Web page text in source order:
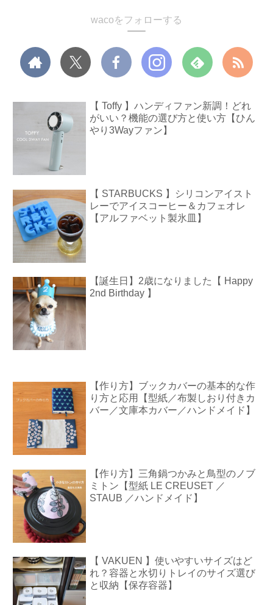
wacoをフォローする
【 Toffy 】ハンディファン新調！どれ
がいい？機能の選び方と使い方【ひん
やり3Wayファン】
【 STARBUCKS 】シリコンアイスト
レーでアイスコーヒー＆カフェオレ
【アルファベット製氷皿】
【誕生日】2歳になりました【 Happy
2nd Birthday 】
【作り方】ブックカバーの基本的な作
り方と応用【型紙／布製しおり付きカ
バー／文庫本カバー／ハンドメイド】
【作り方】三角鍋つかみと鳥型のノブ
ミトン【型紙 LE CREUSET ／
STAUB ／ハンドメイド】
【 VAKUEN 】使いやすいサイズはど
れ？容器と水切りトレイのサイズ選び
と収納【保存容器】